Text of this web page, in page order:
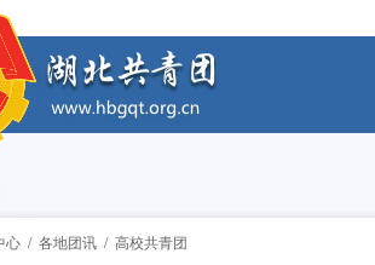
工作动态
2026年“创青春”湖北青年创新创业大赛乡
工作动态
工作动态
心 / 各地团讯 / 高校共青团